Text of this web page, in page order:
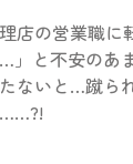
店の営業職に
」と不安のあ
ないと…蹴ら
……?!